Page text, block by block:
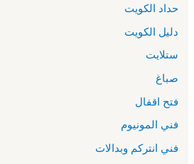
حداد الكويت
دليل الكويت
ستلايت
صباغ
فتح اقفال
فني المونيوم
فني انتركم وبدالات